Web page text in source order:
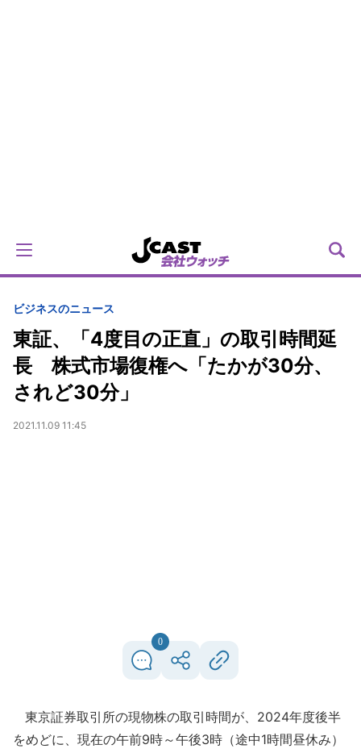
ビジネスのニュース
東証、「4度目の正直」の取引時間延
長 株式市場復権へ「たかが30分、
されど30分」
2021.11.09 11:45
0
東京証券取引所の現物株の取引時間が、2024年度後半
をめどに、現在の午前9時～午後3時（途中1時間昼休み）